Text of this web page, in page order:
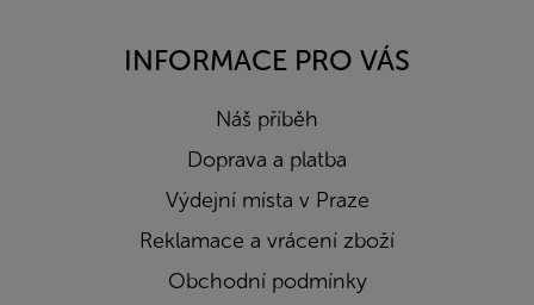
INFORMACE PRO VÁS
Náš příběh
Doprava a platba
Výdejní místa v Praze
Reklamace a vrácení zboží
Obchodní podmínky